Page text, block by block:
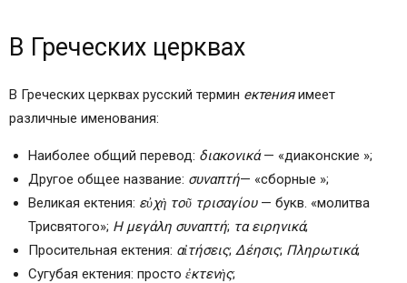
В Греческих церквах
В Греческих церквах русский термин ектенияимеет
различные именования:
Наиболее общий перевод: διακονικά— «диаконские »;
Другое общее название: συναπτή— «сборные »;
Великая ектения: εὐχὴ τοῦ τρισαγίου— букв. «молитва
Трисвятого»; Η μεγάλη συναπτή; τα ειρηνικά;
Просительная ектения: αἰτήσεις; Δέησις; Πληρωτικά;
Сугубая ектения: просто ἐκτενὴς;